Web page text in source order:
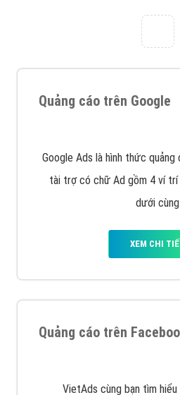
triển Website cho doanh
chừ hãy nhấc máy lên và gọi
support@vietadsgroup.vn
bạn!
Quảng cáo trên Google